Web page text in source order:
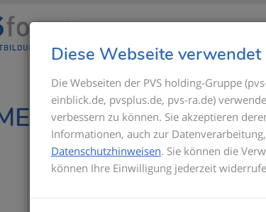
Diese Webseite verwendet
Die Webseiten der PVS holding-Gruppe
einblick.de, pvsplus.de, pvs-ra.de)
verbessern zu können. Sie akzeptieren
Informationen, auch zur
Datenschutzhinweisen. Sie können die
können Ihre Einwilligung jederzeit
IM ÜBERBLICK